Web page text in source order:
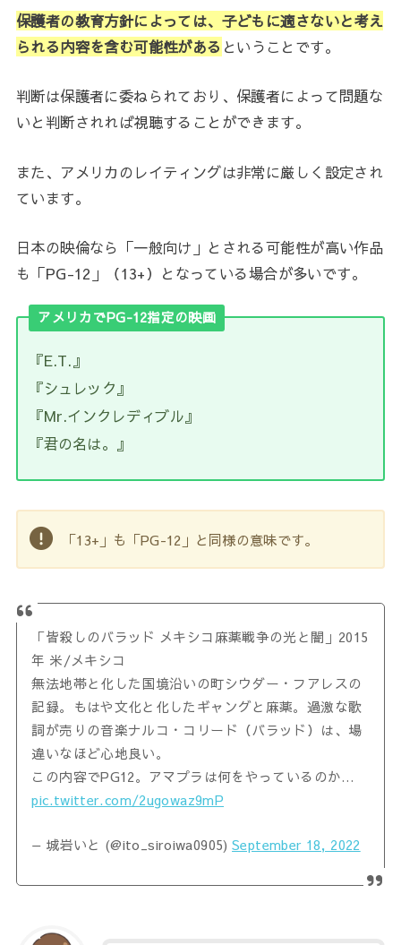
保護者の教育方針によっては、子どもに適さないと考え
られる内容を含む可能性がある ということです。
判断は保護者に委ねられており、保護者によって問題な
いと判断されれば視聴することができます。
また、アメリカのレイティングは非常に厳しく設定され
ています。
日本の映倫なら「一般向け」とされる可能性が高い作品
も「PG-12」（13+）となっている場合が多いです。
アメリカでPG-12指定の映画
『E.T.』
『シュレック』
『Mr.インクレディブル』
『君の名は。』
「13+」も「PG-12」と同様の意味です。
「皆殺しのバラッド メキシコ麻薬戦争の光と闇」2015
年 米/メキシコ
無法地帯と化した国境沿いの町シウダー・フアレスの
記録。もはや文化と化したギャングと麻薬。過激な歌
詞が売りの音楽ナルコ・コリード（バラッド）は、場
違いなほど心地良い。
この内容でPG12。アマプラは何をやっているのか…
pic.twitter.com/2ugowaz9mP
— 城岩いと (@ito_siroiwa0905)September 18, 2022